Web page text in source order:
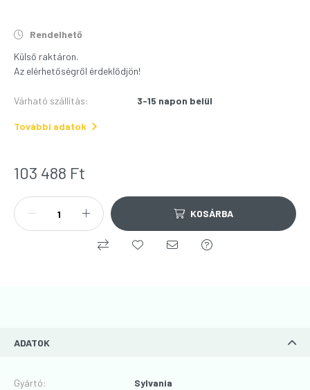
Rendelhető
Külső raktáron.
Az elérhetőségről érdeklődjön!
Várható szállítás: 3-15 napon belül
További adatok
103 488 Ft
KOSÁRBA
ADATOK
Gyártó:
Sylvania